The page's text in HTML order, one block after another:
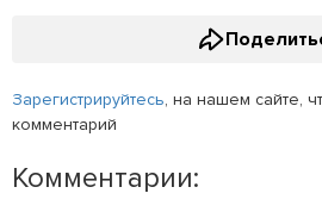
Зарегистрируйтесь, на нашем сайте,
комментарий
Комментарии: